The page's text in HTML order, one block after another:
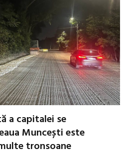
a capitalei se
Muncești este
tronsoane